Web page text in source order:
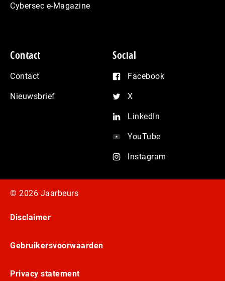
Cybersec e-Magazine
Contact
Contact
Nieuwsbrief
Social
Facebook
X
LinkedIn
YouTube
Instagram
© 2026 Jaarbeurs
Disclaimer
Gebruikersvoorwaarden
Privacy statement